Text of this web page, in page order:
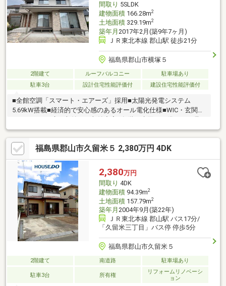
間取り 5SLDK
建物面積166.28m2
土地面積329.19m2
築年月 2017年2月(築9年7ヶ月)
ＪＲ東北本線 郡山駅 徒歩21分
福島県郡山市横塚５
2階建て ルーフバルコニー
駐車場あり
駐車3台
設計住宅性能評価付 建設住宅性能評価付
■全館空調「スマート・エアーズ」採用■太陽光発電システム
5.69kW搭載■経済的で安心感のあるオール電化仕様■WIC・玄関ク
帯居住にも対応■ステンレス製物干しポール付きの家事室■個室が
充実し、リモートワークにも活用可能■開口部に雨戸を設置し、
防犯・荒天対策にも配慮■約99坪の広い敷地■駐車6台可能（車種
による）■2台用カーポートを北側・南側2か所設置済み■イナバ製
バイク保管庫・物置付き■トヨタホームの「60年長期保証」継承
可能（所定の手続きあり）
福島県郡山市久留米５ 2,380万円 4DK
2,380万円
間取り 4DK
建物面積94.39m2
土地面積157.79m2
築年月 2004年9月(築22年)
ＪＲ東北本線 郡山駅 バス17分/
「久留米三丁目」バス停 停歩5分
福島県郡山市久留米５
2階建て 南道路 駐車場あり
駐車3台 所有権
リフォームリノベーシ
ョン